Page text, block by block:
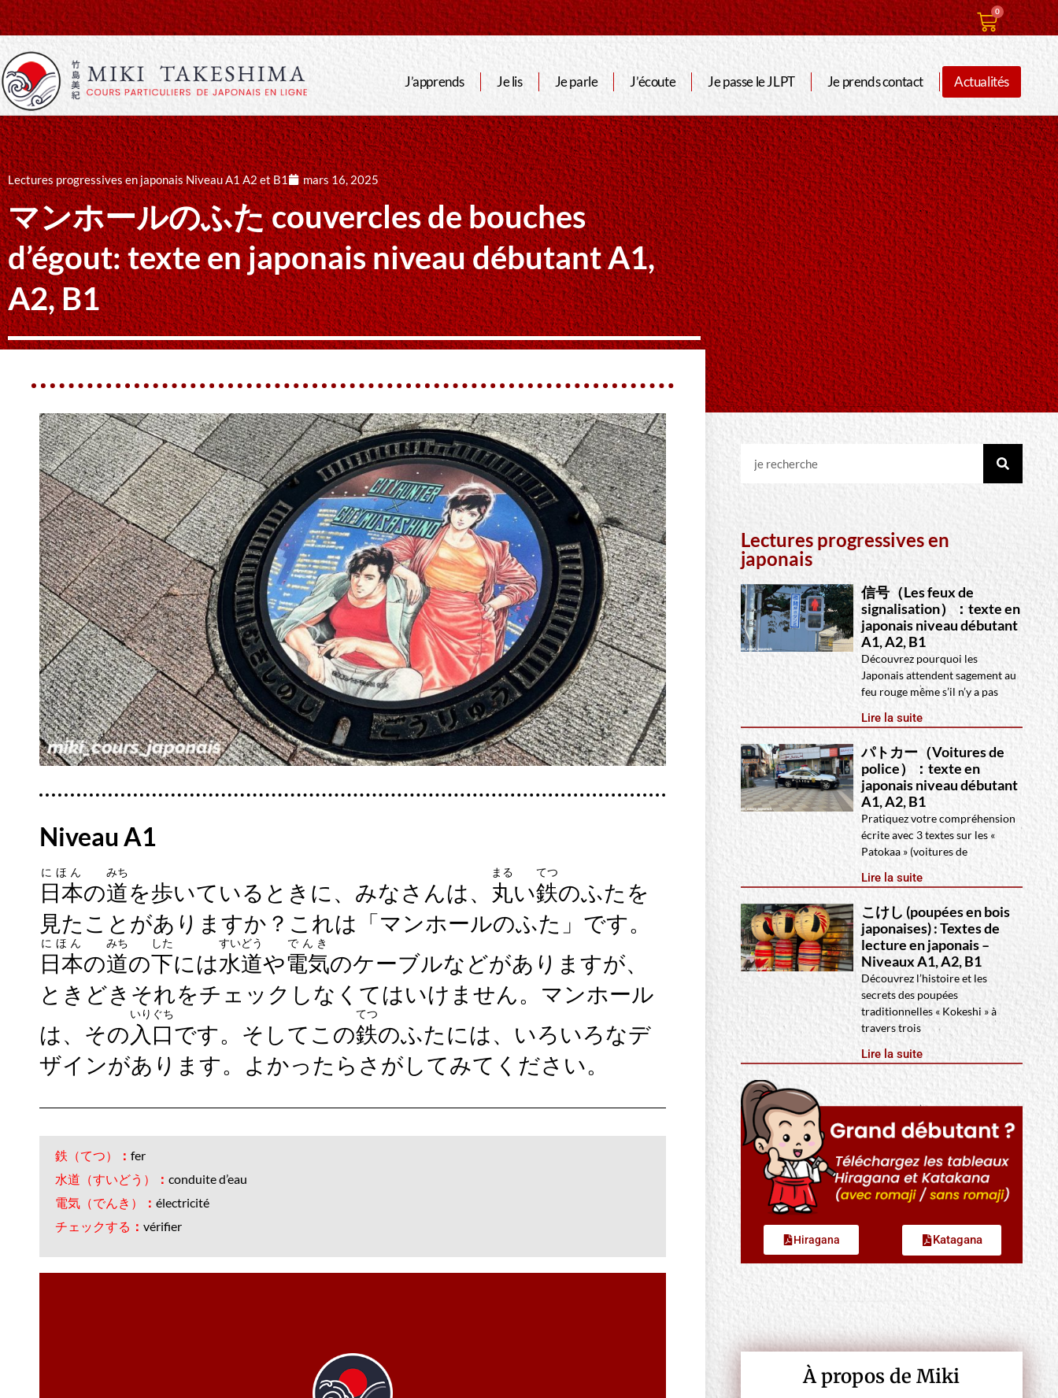
0
J’apprends Je lis Je parle J’écoute Je passe le JLPT Je prends contact Actualités
Lectures progressives en japonais Niveau A1 A2 et B1 mars 16, 2025
マンホールのふた couvercles de bouches
d’égout: texte en japonais niveau débutant A1,
A2, B1
Niveau A1
日本
にほん
の道
みち
を歩いているときに、みなさんは、 丸
まる
い鉄
てつ
のふたを
見たことがありますか？これは「マンホールのふた」です。
日本
にほん
の道
みち
の下
した
には水道
すいどう
や電気
でんき
のケーブルなどがありますが、
ときどきそれをチェックしなくてはいけません。マンホール
は、その 入口
いりぐち
です。そしてこの鉄
てつ
のふたには、いろいろなデ
ザインがあります。よかったらさがしてみてください。
鉄（てつ） ： fer
水道（すいどう）
： conduite d’eau
電気（でんき）
： électricité
チェックする ： vérifier
d'eau et des câbles électriques qui doivent parfois être vérifiés.Le manhole sert
d'entrée pour cela. Et ces couvercles en métal ont différents designs. Si vous le
souhaitez, vous pouvez essayer de les chercher.
Lectures progressives en
japonais
信号（Les feux de
signalisation）：texte en
japonais niveau débutant
A1, A2, B1
Découvrez pourquoi les
Japonais attendent sagement au
feu rouge même s’il n’y a pas
Lire la suite
パトカー（Voitures de
police）：texte en
japonais niveau débutant
A1, A2, B1
Pratiquez votre compréhension
écrite avec 3 textes sur les «
Patokaa » (voitures de
Lire la suite
こけし (poupées en bois
japonaises) : Textes de
lecture en japonais –
Niveaux A1, A2, B1
Découvrez l’histoire et les
secrets des poupées
traditionnelles « Kokeshi » à
travers trois
Lire la suite
Hiragana Katagana
À propos de Miki